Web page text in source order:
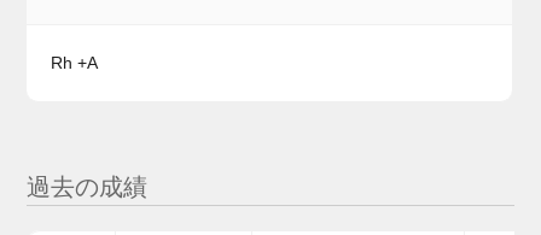
Rh +A
過去の成績